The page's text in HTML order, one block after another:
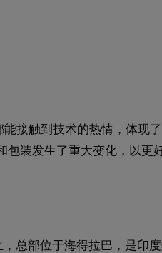
接触到技术的热情，体现
装发生了重大变化，以
，总部位于海得拉巴，是